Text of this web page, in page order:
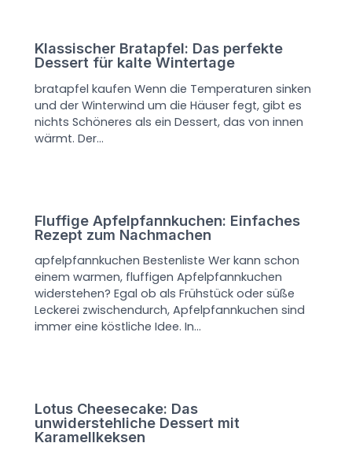
Klassischer Bratapfel: Das perfekte
Dessert für kalte Wintertage
bratapfel kaufen Wenn die Temperaturen sinken
und der Winterwind um die Häuser fegt, gibt es
nichts Schöneres als ein Dessert, das von innen
wärmt. Der…
Fluffige Apfelpfannkuchen: Einfaches
Rezept zum Nachmachen
apfelpfannkuchen Bestenliste Wer kann schon
einem warmen, fluffigen Apfelpfannkuchen
widerstehen? Egal ob als Frühstück oder süße
Leckerei zwischendurch, Apfelpfannkuchen sind
immer eine köstliche Idee. In…
Lotus Cheesecake: Das
unwiderstehliche Dessert mit
Karamellkeksen